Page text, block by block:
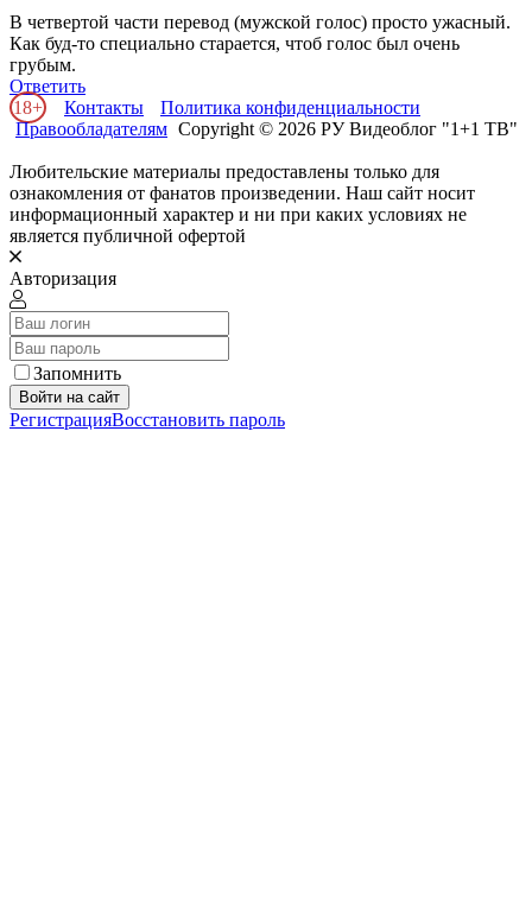
В четвертой части перевод (мужской голос) просто ужасный.
Как буд-то специально старается, чтоб голос был очень
грубым.
Ответить
18+
Контакты
Политика конфиденциальности
Правообладателям Copyright © 2026 РУ Видеоблог "1+1 ТВ"
Любительские материалы предоставлены только для
ознакомления от фанатов произведении. Наш сайт носит
информационный характер и ни при каких условиях не
является публичной офертой
Авторизация
Запомнить
Войти на сайт
РегистрацияВосстановить пароль